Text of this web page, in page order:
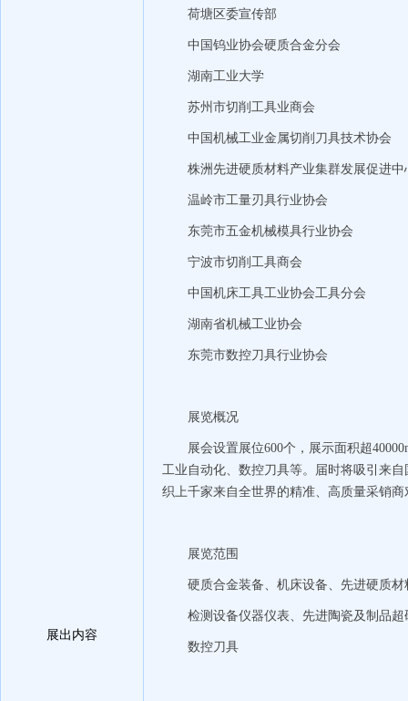
展出内容
荷塘区委宣传部
中国钨业协会硬质合金分会
湖南工业大学
苏州市切削工具业商会
中国机械工业金属切削刀具技术协会
株洲先进硬质材料产业集群发展促进中
温岭市工量刃具行业协会
东莞市五金机械模具行业协会
宁波市切削工具商会
中国机床工具工业协会工具分会
湖南省机械工业协会
东莞市数控刀具行业协会
展览概况
展会设置展位600个，展示面积超
工业自动化、数控刀具等。届时将吸引来
织上千家来自全世界的精准、高质量采销
展览范围
硬质合金装备、机床设备、先进硬质材
检测设备仪器仪表、先进陶瓷及制品
数控刀具